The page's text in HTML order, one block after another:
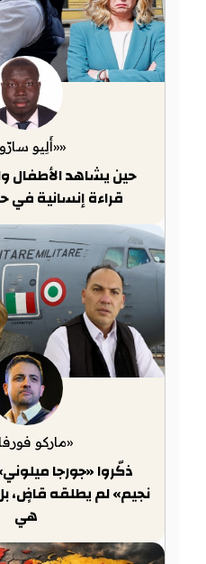
««أَلِيو
حين يشاهد الأطفال
قراءة إنسانية في
«ماركو
ذكّروا «جورجا
نجيم» لم يطلقه قاضٍ،
هي